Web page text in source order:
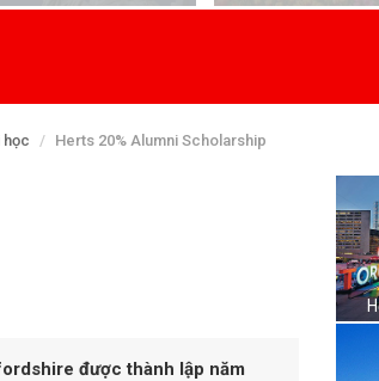
học Herts 20% Alumni Scholarship
được thành lập năm